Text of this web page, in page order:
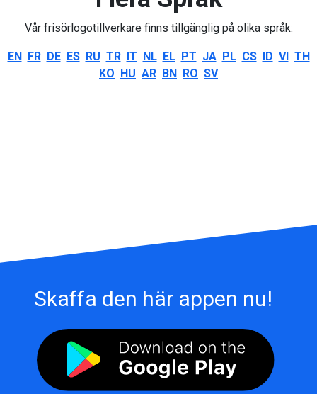
Vår frisörlogotillverkare finns tillgänglig på olika språk:
EN FR DE ES RU TR IT NL EL PT JA PL CS ID VI TH
KO HU AR BN RO SV
Skaffa den här appen nu!